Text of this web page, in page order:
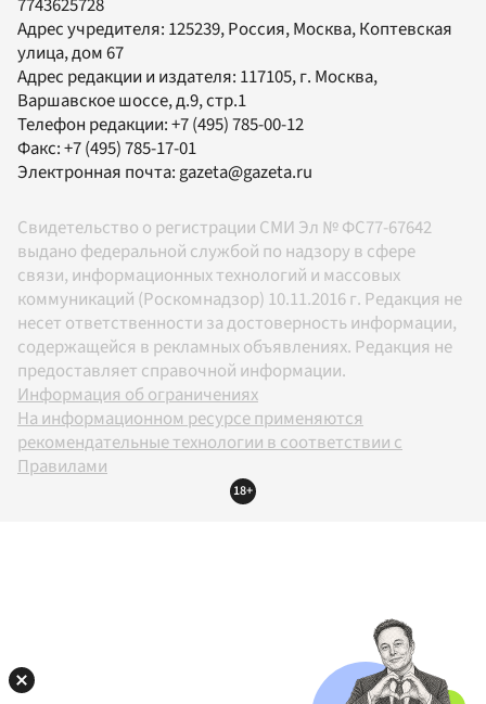
7743625728
Адрес учредителя: 125239, Россия, Москва, Коптевская
улица, дом 67
Адрес редакции и издателя: 117105, г. Москва,
Варшавское шоссе, д.9, стр.1
Телефон редакции:+7 (495) 785-00-12
Факс:+7 (495) 785-17-01
Электронная почта:gazeta@gazeta.ru
Свидетельство о регистрации СМИ Эл № ФС77-67642
выдано федеральной службой по надзору в сфере
связи, информационных технологий и массовых
коммуникаций (Роскомнадзор) 10.11.2016 г. Редакция не
несет ответственности за достоверность информации,
содержащейся в рекламных объявлениях. Редакция не
предоставляет справочной информации.
Информация об ограничениях
На информационном ресурсе применяются
рекомендательные технологии в соответствии с
Правилами
18+